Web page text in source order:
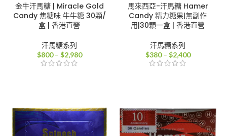
金牛汗馬糖 | Miracle Gold
Candy 焦糖味 牛牛糖 30顆/
盒 | 香港直營
汗馬糖系列
$800 – $2,980價
$2,980
馬來西亞-汗馬糖 Hamer
Candy 精力糖果|無副作
用|30顆一盒 | 香港直營
汗馬糖系列
$380 – $2,400價
$2,400